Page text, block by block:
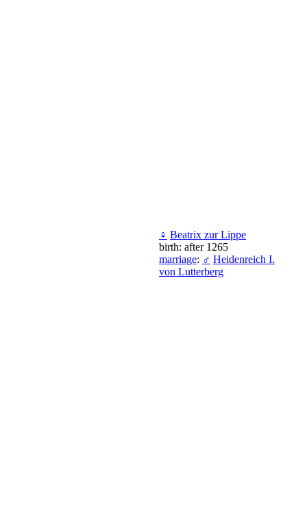
♀ Beatrix zur Lippe
birth: after 1265
marriage: ♂ Heidenreich I.
von Lutterberg